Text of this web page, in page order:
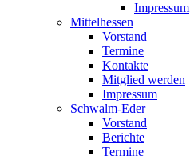
Impressum
Mittelhessen
Vorstand
Termine
Kontakte
Mitglied werden
Impressum
Schwalm-Eder
Vorstand
Berichte
Termine